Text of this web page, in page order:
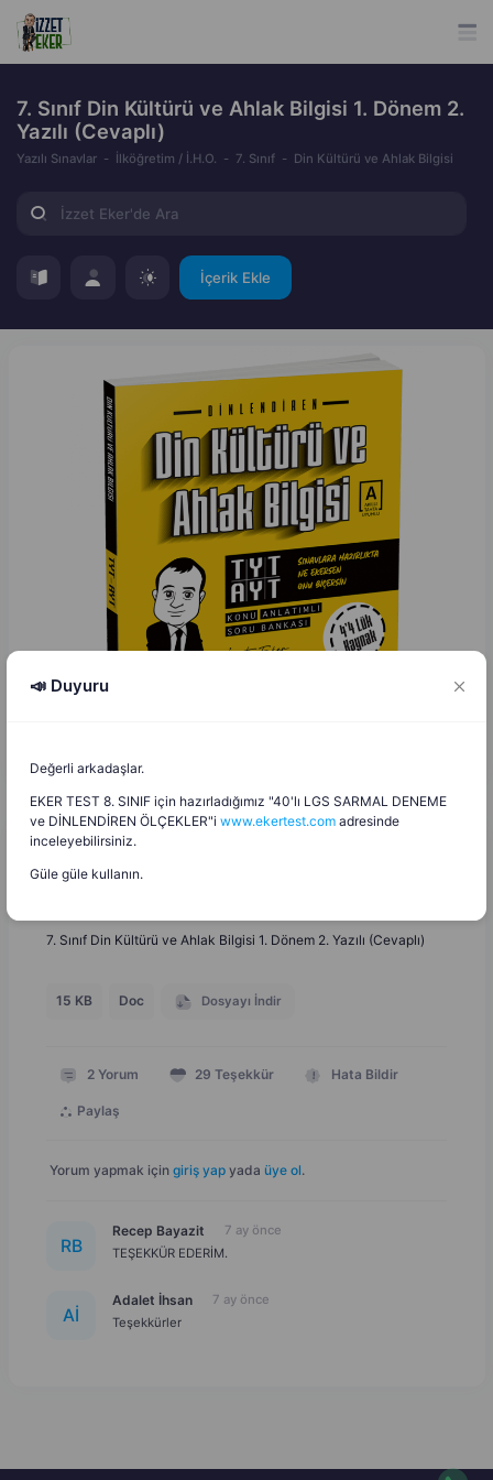
7. Sınıf Din Kültürü ve Ahlak Bilgisi 1. Dönem 2.
Yazılı (Cevaplı)
Yazılı Sınavlar İlköğretim / İ.H.O. 7. Sınıf Din Kültürü ve Ahlak Bilgisi
İçerik Ekle
TE Tuncay Erbaş
7. Sınıf Din Kültürü ve Ahlak Bilgisi 1. Dönem 2. Yazılı (Cevaplı)
15 KB Doc Dosyayı İndir
2Yorum 29 Teşekkür Hata Bildir
Paylaş
Yorum yapmak için giriş yap yada üye ol.
RB
Recep Bayazit
7 ay önce
TEŞEKKÜR EDERİM.
Aİ
Adalet İhsan
7 ay önce
Teşekkürler
📣 Duyuru
Değerli arkadaşlar.
EKER TEST 8. SINIF için hazırladığımız "40'lı LGS SARMAL DENEME
ve DİNLENDİREN ÖLÇEKLER"i www.ekertest.com adresinde
inceleyebilirsiniz.
Güle güle kullanın.